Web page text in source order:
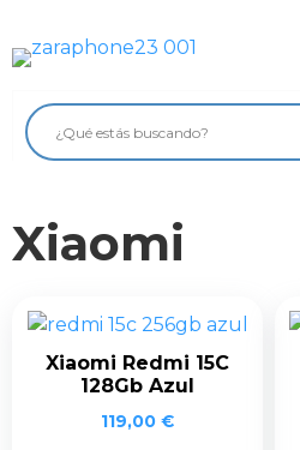
contenido
Xiaomi
Xiaomi Redmi 15C
128Gb Azul
119,00 €
Móviles
Impolutos
Tablets
Audio
Accesorios